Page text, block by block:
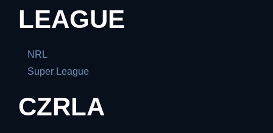
LEAGUE
NRL
Super League
CZRLA